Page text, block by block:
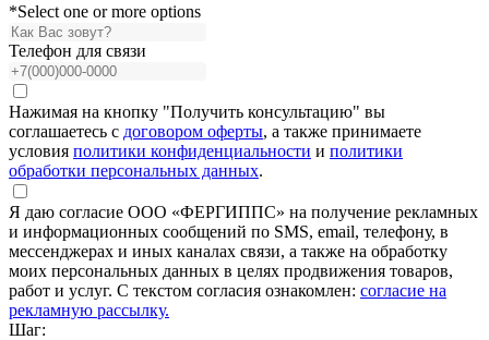
*Select one or more options
Телефон для связи
Нажимая на кнопку "Получить консультацию" вы
соглашаетесь с договором оферты, а также принимаете
условия политики конфиденциальности и политики
обработки персональных данных.
Я даю согласие ООО «ФЕРГИППС» на получение рекламных
и информационных сообщений по SMS, email, телефону, в
мессенджерах и иных каналах связи, а также на обработку
моих персональных данных в целях продвижения товаров,
работ и услуг. С текстом согласия ознакомлен: согласие на
рекламную рассылку.
Шаг: